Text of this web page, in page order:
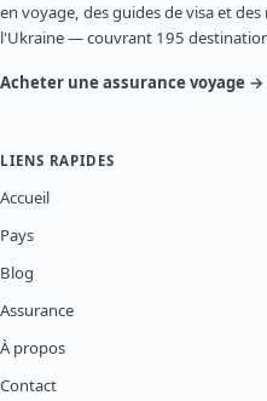
en voyage, des guides de visa et
l'Ukraine — couvrant 195
Acheter une assurance voyage →
LIENS RAPIDES
Accueil
Pays
Blog
Assurance
À propos
Contact